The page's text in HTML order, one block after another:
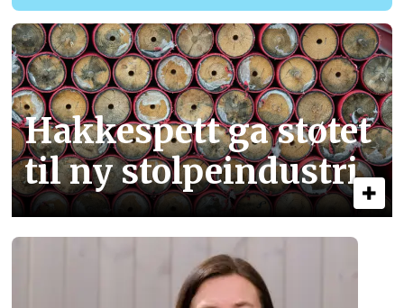
Hakkespett ga støtet
til ny stolpe­industri